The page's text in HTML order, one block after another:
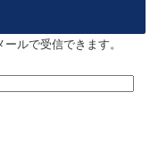
ルで受信できます。